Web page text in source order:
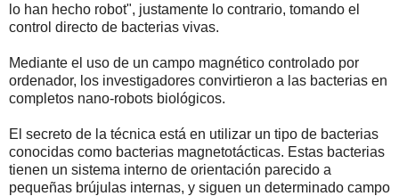
lo han hecho robot", justamente lo contrario, tomando el
control directo de bacterias vivas.
Mediante el uso de un campo magnético controlado por
ordenador, los investigadores convirtieron a las bacterias en
completos nano-robots biológicos.
El secreto de la técnica está en utilizar un tipo de bacterias
conocidas como bacterias magnetotácticas. Estas bacterias
tienen un sistema interno de orientación parecido a
pequeñas brújulas internas, y siguen un determinado campo